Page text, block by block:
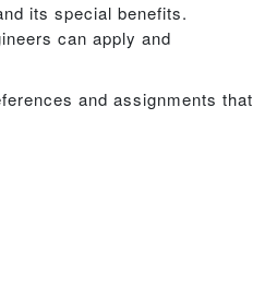
its special benefits.
can apply and
and assignments that